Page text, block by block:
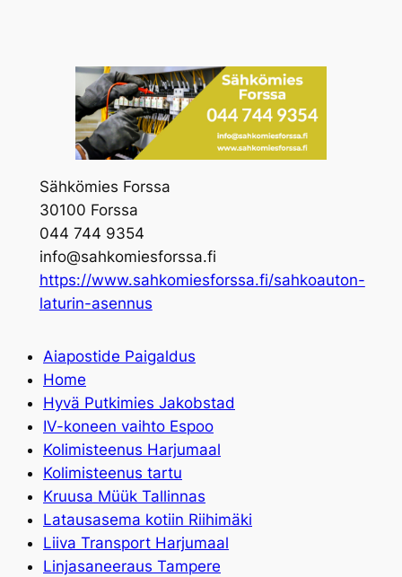
Sähkömies Forssa
30100 Forssa
044 744 9354
info@sahkomiesforssa.fi
https://www.sahkomiesforssa.fi/sahkoauton-
laturin-asennus
Aiapostide Paigaldus
Home
Hyvä Putkimies Jakobstad
IV-koneen vaihto Espoo
Kolimisteenus Harjumaal
Kolimisteenus tartu
Kruusa Müük Tallinnas
Latausasema kotiin Riihimäki
Liiva Transport Harjumaal
Linjasaneeraus Tampere